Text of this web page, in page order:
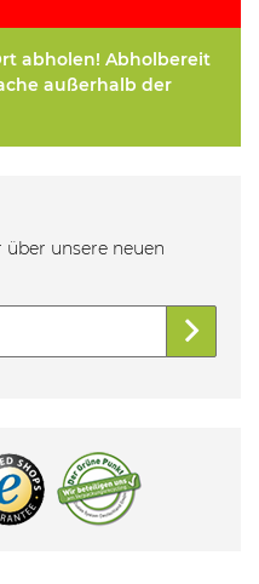
abholen! Abholbereit
außerhalb der
unsere neuen